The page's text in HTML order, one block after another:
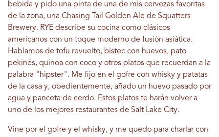
bebida y pido una pinta de una de mis cervezas favoritas
de la zona, una Chasing Tail Golden Ale de Squatters
Brewery. RYE describe su cocina como clásicos
americanos con un toque moderno de fusión asiática.
Hablamos de tofu revuelto, bistec con huevos, pato
pekinés, quinoa con coco y otros platos que recuerdan a la
palabra "hipster". Me fijo en el gofre con whisky y patatas
de la casa y, obedientemente, añado un huevo pasado por
agua y panceta de cerdo. Estos platos te harán volver a
uno de los mejores restaurantes de Salt Lake City.
Vine por el gofre y el whisky, y me quedo para charlar con